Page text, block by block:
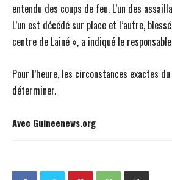
entendu des coups de feu. L’un des
L’un est décédé sur place et l’autre,
centre de Lainé », a indiqué le
Pour l’heure, les circonstances exactes
déterminer.
Avec Guineenews.org